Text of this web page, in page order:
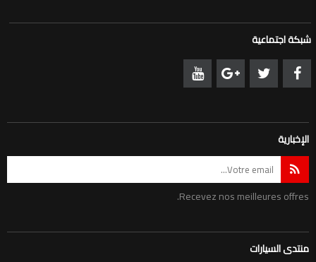
شبكة اجتماعية
الإخبارية
Recevez nos meilleures offres.
منتدى السيارات